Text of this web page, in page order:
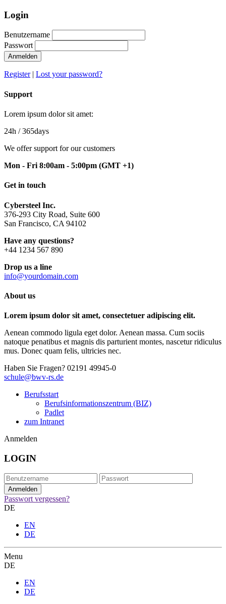
Login
Benutzername
Passwort
Anmelden
Register| Lost your password?
Support
Lorem ipsum dolor sit amet:
24h / 365days
We offer support for our customers
Mon - Fri 8:00am - 5:00pm (GMT +1)
Get in touch
Cybersteel Inc.
376-293 City Road, Suite 600
San Francisco, CA 94102
Have any questions?
+44 1234 567 890
Drop us a line
info@yourdomain.com
About us
Lorem ipsum dolor sit amet, consectetuer adipiscing elit.
Aenean commodo ligula eget dolor. Aenean massa. Cum sociis
natoque penatibus et magnis dis parturient montes, nascetur ridiculus
mus. Donec quam felis, ultricies nec.
Haben Sie Fragen? 02191 49945-0
schule@bwv-rs.de
Berufsstart
Berufsinformationszentrum (BIZ)
Padlet
zum Intranet
Anmelden
LOGIN
Passwort vergessen?
DE
EN
DE
Menu
DE
EN
DE